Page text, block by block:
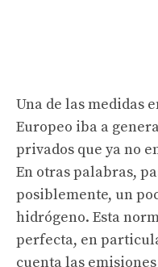
Una de las medidas
Europeo iba a
privados que ya no
En otras palabras,
posiblemente, un
hidrógeno. Esta
perfecta, en
cuenta las emisiones